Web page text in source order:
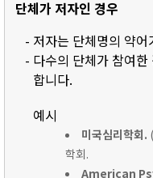
단체가 저자인 경우
- 저자는 단체명의 약
- 다수의 단체가 참여한
합니다.
예시
미국심리학회.
학회.
American